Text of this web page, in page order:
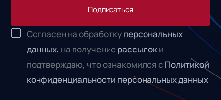
Подписаться
Согласен на обработкуперсональных
данных, на получениерассылоки
подтверждаю, что ознакомился с Политикой
конфиденциальности персональных данных